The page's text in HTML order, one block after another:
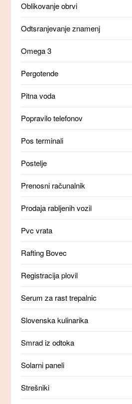
Oblikovanje obrvi
Odtsranjevanje znamenj
Omega 3
Pergotende
Pitna voda
Popravilo telefonov
Pos terminali
Postelje
Prenosni računalnik
Prodaja rabljenih vozil
Pvc vrata
Rafting Bovec
Registracija plovil
Serum za rast trepalnic
Slovenska kulinarika
Smrad iz odtoka
Solarni paneli
Strešniki